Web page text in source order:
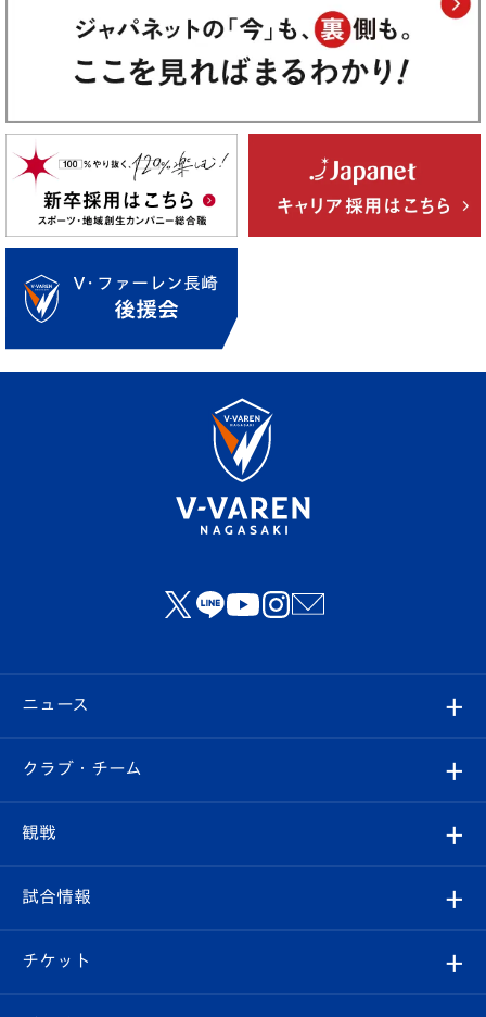
ニュース
すべて
クラブ
試合情報
クラブ・チーム
クラブ概要
エンブレム紹介
観戦
観戦ルール
はじめての観戦ガイド
試合情報
試合日程/結果
チケット